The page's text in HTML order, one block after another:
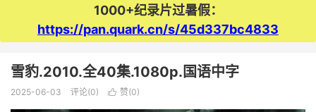
1000+纪录片过暑假：
https://pan.quark.cn/s/45d337bc4833
雪豹.2010.全40集.1080p.国语中字
2025-06-03 评论(0)  赞(0)